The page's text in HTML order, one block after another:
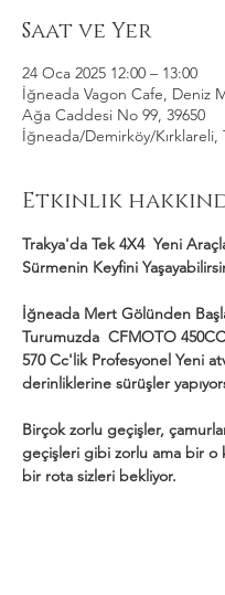
Saat ve Yer
24 Oca 2025 12:00 – 13:00
İğneada Vagon Cafe, Deniz
Ağa Caddesi No 99, 39650
İğneada/Demirköy/Kırklareli,
Etkinlik
Trakya'da Tek 4X4  Yeni
Sürmenin Keyfini
İğneada Mert Gölünden
Turumuzda  CFMOTO
570 Cc'lik Profesyonel Yeni
derinliklerine sürüşler
Birçok zorlu geçişler,
geçişleri gibi zorlu ama bir o
bir rota sizleri bekliyor.